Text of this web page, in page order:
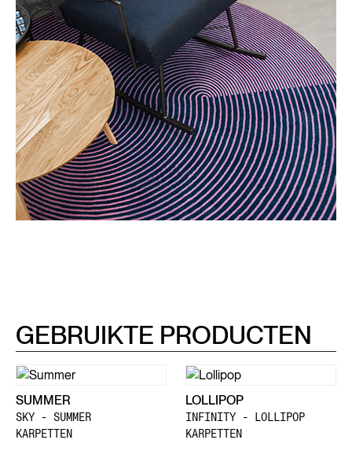
GEBRUIKTE PRODUCTEN
SUMMER
SKY - SUMMER
KARPETTEN
LOLLIPOP
INFINITY - LOLLIPOP
KARPETTEN